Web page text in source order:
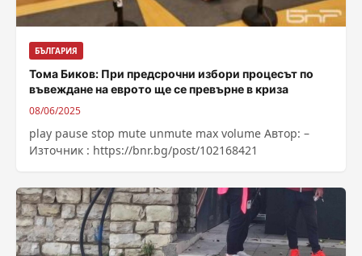
БЪЛГАРИЯ
Тома Биков: При предсрочни избори процесът по
въвеждане на еврото ще се превърне в криза
08/06/2025
play pause stop mute unmute max volume Автор: –
Източник : https://bnr.bg/post/102168421